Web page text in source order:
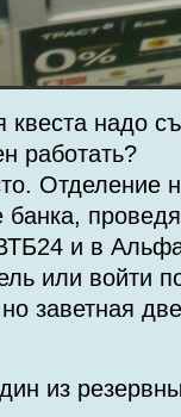
надо
работать?
Отделение
банка,
и в
или войти
заветная
из